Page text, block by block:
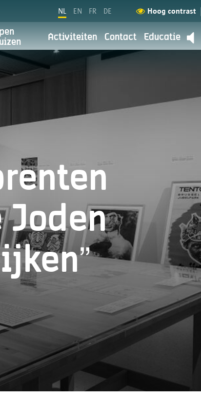
NL EN FR DE Hoog contrast
Activiteiten Contact Educatie
Joden
Contacteer ons
is digitale communicatie en dienstverlening
Je leest er hier meer over.
persoonsgegevens?
worden verwerkt door stad
Antwerpen.
gebruikt om dienstverlening te bieden,
efficiënte en persoonlijke gebruikservaring te
te voldoen.
heb je jouw toestemming gegeven.